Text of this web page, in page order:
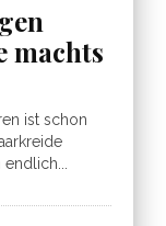
machts
ist schon
endlich...